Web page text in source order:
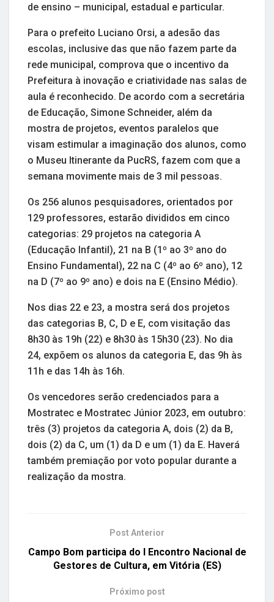
de ensino – municipal, estadual e particular.
Para o prefeito Luciano Orsi, a adesão das
escolas, inclusive das que não fazem parte da
rede municipal, comprova que o incentivo da
Prefeitura à inovação e criatividade nas salas de
aula é reconhecido. De acordo com a secretária
de Educação, Simone Schneider, além da
mostra de projetos, eventos paralelos que
visam estimular a imaginação dos alunos, como
o Museu Itinerante da PucRS, fazem com que a
semana movimente mais de 3 mil pessoas.
Os 256 alunos pesquisadores, orientados por
129 professores, estarão divididos em cinco
categorias: 29 projetos na categoria A
(Educação Infantil), 21 na B (1º ao 3º ano do
Ensino Fundamental), 22 na C (4º ao 6º ano), 12
na D (7º ao 9º ano) e dois na E (Ensino Médio).
Nos dias 22 e 23, a mostra será dos projetos
das categorias B, C, D e E, com visitação das
8h30 às 19h (22) e 8h30 às 15h30 (23). No dia
24, expõem os alunos da categoria E, das 9h às
11h e das 14h às 16h.
Os vencedores serão credenciados para a
Mostratec e Mostratec Júnior 2023, em outubro:
três (3) projetos da categoria A, dois (2) da B,
dois (2) da C, um (1) da D e um (1) da E. Haverá
também premiação por voto popular durante a
realização da mostra.
Post Anterior
Campo Bom participa do I Encontro Nacional de
Gestores de Cultura, em Vitória (ES)
Próximo post